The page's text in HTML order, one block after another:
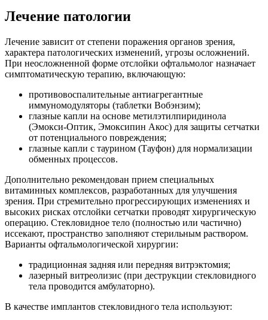
Лечение патологии
Лечение зависит от степени поражения органов зрения,
характера патологических изменений, угрозы осложнений.
При неосложненной форме отслойки офтальмолог назначает
симптоматическую терапию, включающую:
противовоспалительные антиагрегантные
иммуномодуляторы (таблетки Вобэнзим);
глазные капли на основе метилэтилпиридинола
(Эмокси-Оптик, Эмоксипин Акос) для защиты сетчатки
от потенциального повреждения;
глазные капли с таурином (Тауфон) для нормализации
обменных процессов.
Дополнительно рекомендован прием специальных
витаминных комплексов, разработанных для улучшения
зрения. При стремительно прогрессирующих изменениях и
высоких рисках отслойки сетчатки проводят хирургическую
операцию. Стекловидное тело (полностью или частично)
иссекают, пространство заполняют стерильным раствором.
Варианты офтальмологической хирургии:
традиционная задняя или передняя витрэктомия;
лазерный витреолизис (при деструкции стекловидного
тела проводится амбулаторно).
В качестве имплантов стекловидного тела используют: